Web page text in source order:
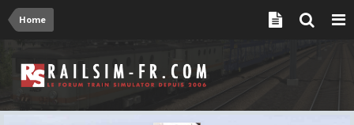
Home